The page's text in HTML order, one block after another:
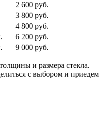
2 600 руб.
3 800 руб.
4 800 руб.
6 200 руб.
9 000 руб.
и размера стекла.
с выбором и приедем